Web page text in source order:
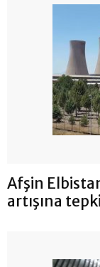
Afşin
artışına tepki